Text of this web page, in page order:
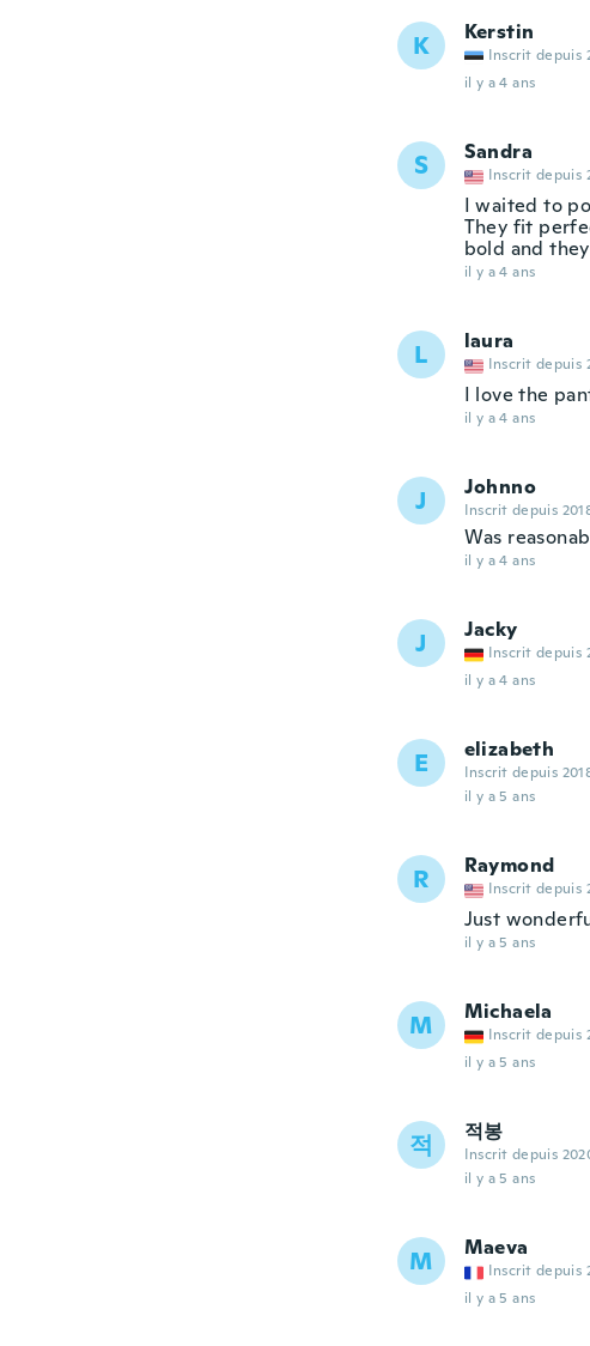
K Kerstin
Inscrit depuis
il y a 4 ans
S Sandra
Inscrit depuis
I waited to
They fit
bold and
il y a 4 ans
L laura
Inscrit depuis
I love the
il y a 4 ans
J Johnno
Inscrit depuis
Was
il y a 4 ans
J Jacky
Inscrit depuis
il y a 4 ans
E elizabeth
Inscrit depuis
il y a 5 ans
R Raymond
Inscrit depuis
Just
il y a 5 ans
M Michaela
Inscrit depuis
il y a 5 ans
적 적봉
Inscrit depuis
il y a 5 ans
M Maeva
Inscrit depuis
il y a 5 ans